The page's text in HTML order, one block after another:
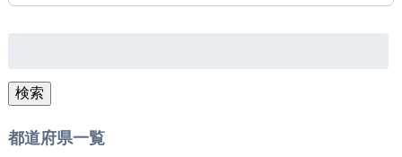
検索
都道府県一覧